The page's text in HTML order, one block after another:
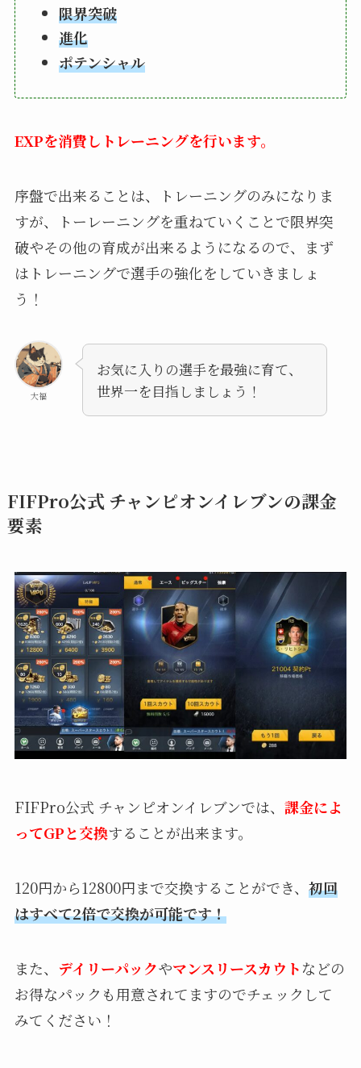
限界突破
進化
ポテンシャル
EXPを消費しトレーニングを行います。
序盤で出来ることは、トレーニングのみになりま
すが、トーレーニングを重ねていくことで限界突
破やその他の育成が出来るようになるので、まず
はトレーニングで選手の強化をしていきましょ
う！
大福
お気に入りの選手を最強に育て、
世界一を目指しましょう！
FIFPro公式 チャンピオンイレブンの課金
要素
FIFPro公式 チャンピオンイレブンでは、 課金によ
ってGPと交換することが出来ます。
120円から12800円まで交換することができ、 初回
はすべて2倍で交換が可能です！
また、 デイリーパックやマンスリースカウトなどの
お得なパックも用意されてますのでチェックして
みてください！